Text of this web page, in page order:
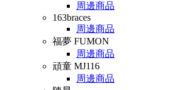
周邊商品
163braces
周邊商品
福夢 FUMON
周邊商品
頑童 MJ116
周邊商品